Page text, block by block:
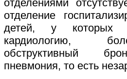
отделениями
отделение
детей, у которых
кардиологию,
обструктивный
пневмония, то есть